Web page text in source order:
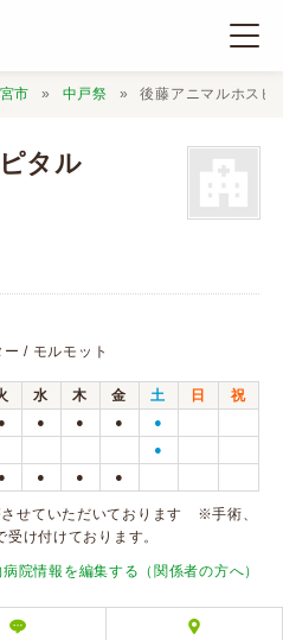
市 中戸祭 後藤アニマルホスピ
タル
/ モルモット
水 木 金 土 日
祝
● ● ● ● ●
●
● ● ● ●
せていただいております ※手術、
け付けております。
病院情報を編集する（関係者の方へ）